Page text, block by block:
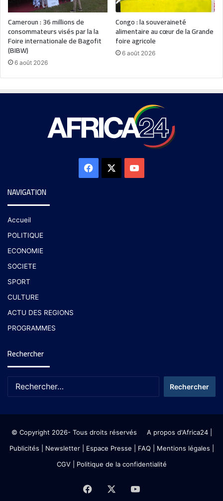
Cameroun : 36 millions de
consommateurs visés par la la
Foire internationale de Bagofit
(BIBW)
6 août 2026
Congo : la souveraineté
alimentaire au cœur de la Grande
foire agricole
6 août 2026
NAVIGATION
Accueil
POLITIQUE
ECONOMIE
SOCIETE
SPORT
CULTURE
ACTU DES REGIONS
PROGRAMMES
Rechercher
© Copyright 2026- Tous droits réservés A propos d'Africa24|
Publicités
Newsletter| Espace Presse | FAQ | Mentions légales
CGV| Politique de la confidentialité